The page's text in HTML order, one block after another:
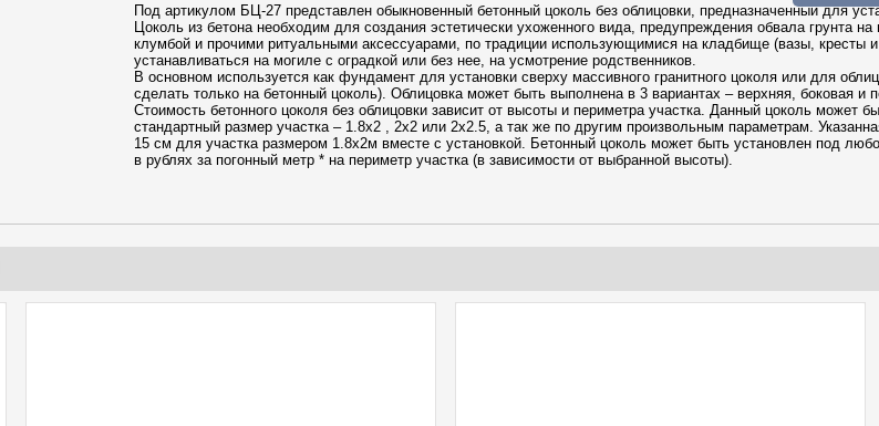
Под артикулом БЦ-27 представлен обыкновенный бетонный цоколь без облицовки, предназначенный для
Цоколь из бетона необходим для создания эстетически ухоженного вида, предупреждения обвала грунта
клумбой и прочими ритуальными аксессуарами, по традиции использующимися на кладбище (вазы, кресты
устанавливаться на могиле с оградкой или без нее, на усмотрение родственников.
В основном используется как фундамент для установки сверху массивного гранитного цоколя или для
сделать только на бетонный цоколь). Облицовка может быть выполнена в 3 вариантах – верхняя, боковая и
Стоимость бетонного цоколя без облицовки зависит от высоты и периметра участка. Данный цоколь может
стандартный размер участка – 1.8х2 , 2х2 или 2х2.5, а так же по другим произвольным параметрам.
15 см для участка размером 1.8х2м вместе с установкой. Бетонный цоколь может быть установлен под
в рублях за погонный метр * на периметр участка (в зависимости от выбранной высоты).